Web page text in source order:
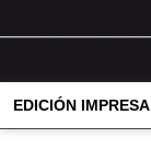
EDICIÓN IMPRESA